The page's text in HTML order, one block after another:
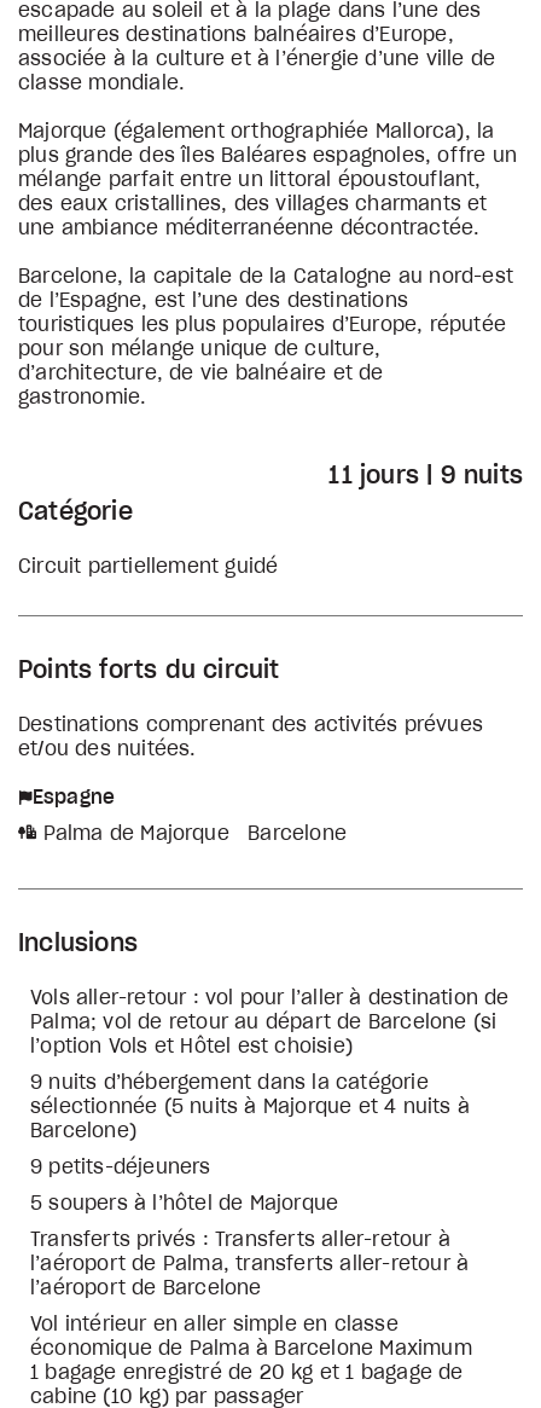
escapade au soleil et à la plage dans l’une des
meilleures destinations balnéaires d’Europe,
associée à la culture et à l’énergie d’une ville de
classe mondiale.
Majorque (également orthographiée Mallorca), la
plus grande des îles Baléares espagnoles, offre un
mélange parfait entre un littoral époustouflant,
des eaux cristallines, des villages charmants et
une ambiance méditerranéenne décontractée.
Barcelone, la capitale de la Catalogne au nord-est
de l’Espagne, est l’une des destinations
touristiques les plus populaires d’Europe, réputée
pour son mélange unique de culture,
d’architecture, de vie balnéaire et de
gastronomie.
11 jours | 9 nuits
Catégorie
Circuit partiellement guidé
Points forts du circuit
Destinations comprenant des activités prévues
et/ou des nuitées.
Espagne
Palma de Majorque
Barcelone
Inclusions
Vols aller-retour : vol pour l’aller à destination de
Palma; vol de retour au départ de Barcelone (si
l’option Vols et Hôtel est choisie)
9 nuits d’hébergement dans la catégorie
sélectionnée (5 nuits à Majorque et 4 nuits à
Barcelone)
9 petits-déjeuners
5 soupers à l’hôtel de Majorque
Transferts privés : Transferts aller-retour à
l’aéroport de Palma, transferts aller-retour à
l’aéroport de Barcelone
Vol intérieur en aller simple en classe
économique de Palma à Barcelone Maximum
1 bagage enregistré de 20 kg et 1 bagage de
cabine (10 kg) par passager